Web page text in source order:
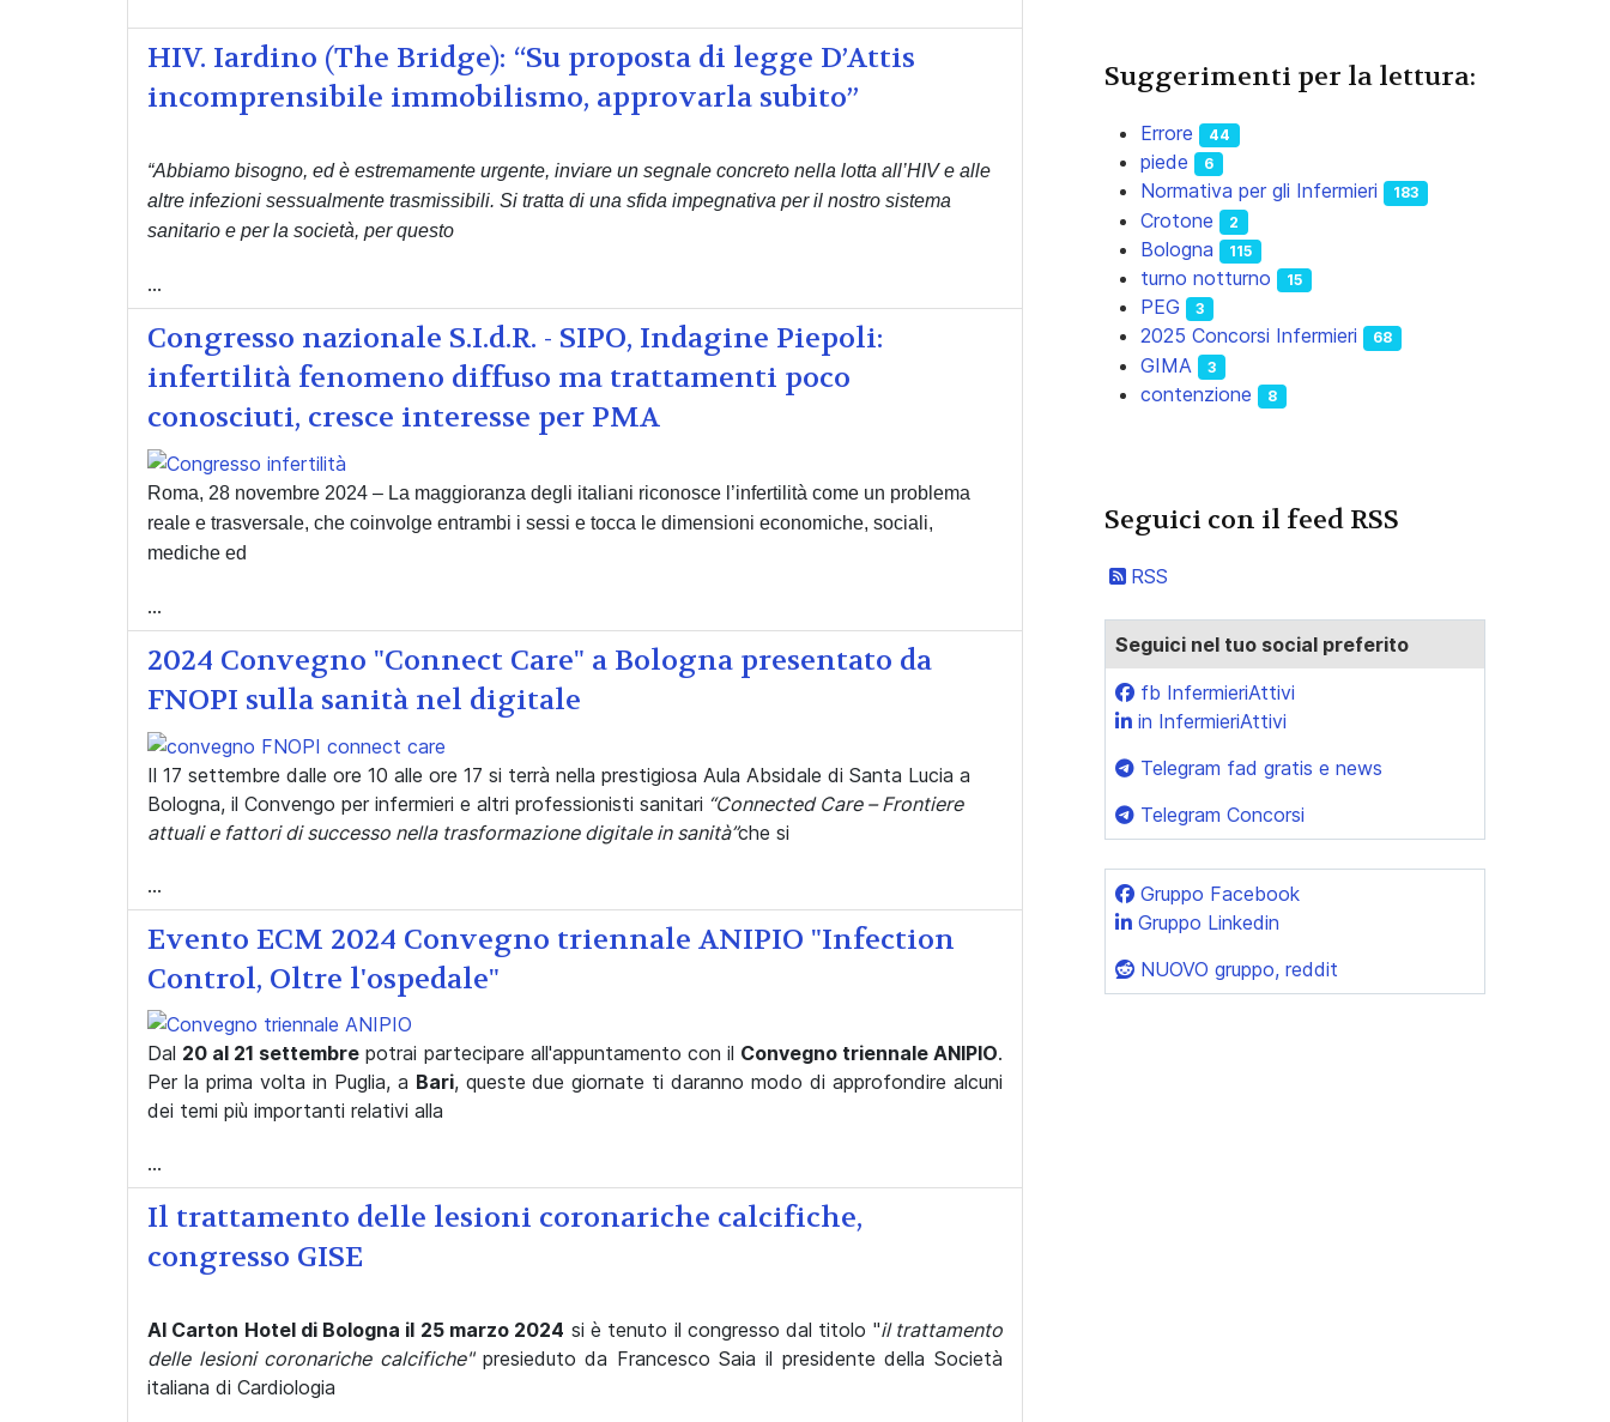
HIV. Iardino (The Bridge): “Su proposta di legge D’Attis
incomprensibile immobilismo, approvarla subito”
“Abbiamo bisogno, ed è estremamente urgente, inviare un segnale concreto nella lotta all’HIV e alle
altre infezioni sessualmente trasmissibili. Si tratta di una sfida impegnativa per il nostro sistema
sanitario e per la società, per questo
...
Congresso nazionale S.I.d.R. - SIPO, Indagine Piepoli:
infertilità fenomeno diffuso ma trattamenti poco
conosciuti, cresce interesse per PMA
Roma, 28 novembre 2024 – La maggioranza degli italiani riconosce l’infertilità come un problema
reale e trasversale, che coinvolge entrambi i sessi e tocca le dimensioni economiche, sociali,
mediche ed
...
2024 Convegno "Connect Care" a Bologna presentato da
FNOPI sulla sanità nel digitale
Il 17 settembre dalle ore 10 alle ore 17 si terrà nella prestigiosa Aula Absidale di Santa Lucia a
Bologna, il Convengo per infermieri e altri professionisti sanitari “Connected Care – Frontiere
attuali e fattori di successo nella trasformazione digitale in sanità”che si
...
Evento ECM 2024 Convegno triennale ANIPIO "Infection
Control, Oltre l'ospedale"
Dal 20 al 21 settembre potrai partecipare all'appuntamento con il Convegno triennale ANIPIO.
Per la prima volta in Puglia, a Bari, queste due giornate ti daranno modo di approfondire alcuni
dei temi più importanti relativi alla
...
Il trattamento delle lesioni coronariche calcifiche,
congresso GISE
Al Carton Hotel di Bologna il 25 marzo 2024 si è tenuto il congresso dal titolo "il trattamento
delle lesioni coronariche calcifiche"presieduto da Francesco Saia il presidente della Società
italiana di Cardiologia
Suggerimenti per la lettura:
Errore 44
piede 6
Normativa per gli Infermieri 183
Crotone 2
Bologna 115
turno notturno 15
PEG 3
2025 Concorsi Infermieri 68
GIMA 3
contenzione 8
Seguici con il feed RSS
RSS
Seguici nel tuo social preferito
fb InfermieriAttivi
in InfermieriAttivi
Telegram fad gratis e news
Telegram Concorsi
Gruppo Facebook
Gruppo Linkedin
NUOVO gruppo, reddit